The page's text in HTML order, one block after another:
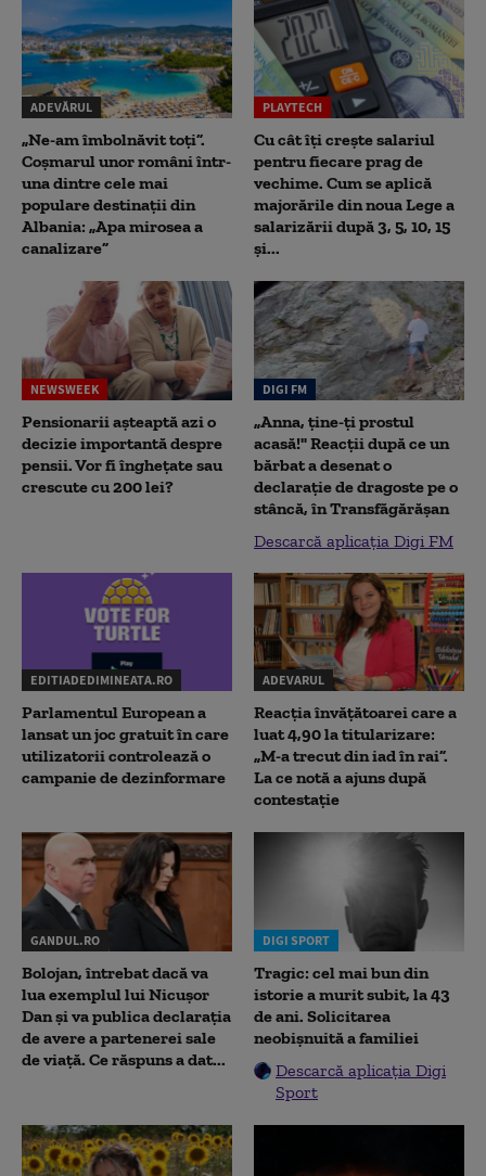
ADEVĂRUL
„Ne-am îmbolnăvit toți”.
Coșmarul unor români într-
una dintre cele mai
populare destinații din
Albania: „Apa mirosea a
canalizare”
PLAYTECH
Cu cât îți crește salariul
pentru fiecare prag de
vechime. Cum se aplică
majorările din noua Lege a
salarizării după 3, 5, 10, 15
și...
NEWSWEEK
Pensionarii așteaptă azi o
decizie importantă despre
pensii. Vor fi înghețate sau
crescute cu 200 lei?
DIGI FM
„Anna, ţine-ţi prostul
acasă!" Reacţii după ce un
bărbat a desenat o
declaraţie de dragoste pe o
stâncă, în Transfăgărăşan
Descarcă aplicația Digi FM
EDITIADEDIMINEATA.RO
Parlamentul European a
lansat un joc gratuit în care
utilizatorii controlează o
campanie de dezinformare
ADEVARUL
Reacția învățătoarei care a
luat 4,90 la titularizare:
„M-a trecut din iad în rai”.
La ce notă a ajuns după
contestație
GANDUL.RO
Bolojan, întrebat dacă va
lua exemplul lui Nicușor
Dan și va publica declarația
de avere a partenerei sale
de viață. Ce răspuns a dat...
DIGI SPORT
Tragic: cel mai bun din
istorie a murit subit, la 43
de ani. Solicitarea
neobișnuită a familiei
Descarcă aplicația Digi
Sport